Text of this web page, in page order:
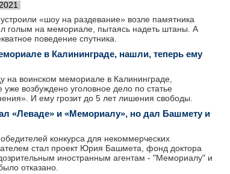
«шоу на раздевание» возле памятника
голым на мемориале, пытаясь надеть штаны. А
поведение спутника.
в Калининграде, нашли, теперь ему
на воинском мемориале в Калининграде,
возбуждено уголовное дело по статье
И ему грозит до 5 лет лишения свободы.
«Леваде» и «Мемориалу», но дал Башмету и
конкурса для некоммерческих
стал проект Юрия Башмета, фонд доктора
иностранным агентам - "Мемориалу" и
отказано.